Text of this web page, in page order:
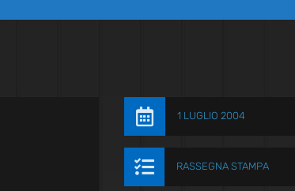
 1 LUGLIO 2004
 RASSEGNA STAMPA